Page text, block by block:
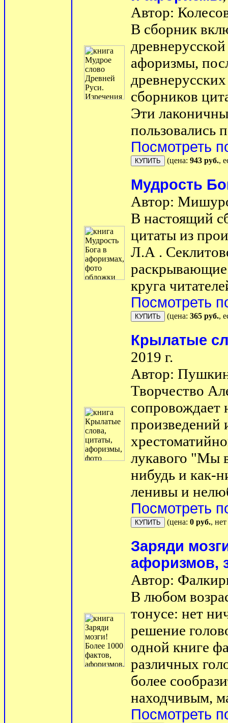
Автор:
В сборник
афоризмы,
сборников
Эти
пользовались
Посмотреть
(цена: 943 руб.,
Мудрость
Автор:
В настоящий
цитаты из
Л.А .
круга
Посмотреть
(цена: 365 руб.,
Крылатые
2019 г.
Автор:
Творчество
сопровождает
произведений
лукавого "Мы
нибудь и как-
ленивы и
Посмотреть
(цена: 0 руб.,
Заряди
афоризмов,
Автор:
В любом
тонусе: нет
решение
одной книге
различных
более
находчивым,
Посмотреть